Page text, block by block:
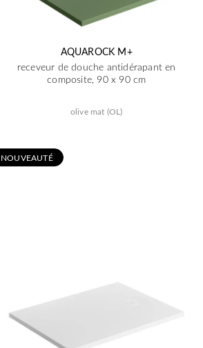
AQUAROCK M+
receveur de douche antidérapant en
composite, 90 x 90 cm
olive mat (OL)
NOUVEAUTÉ